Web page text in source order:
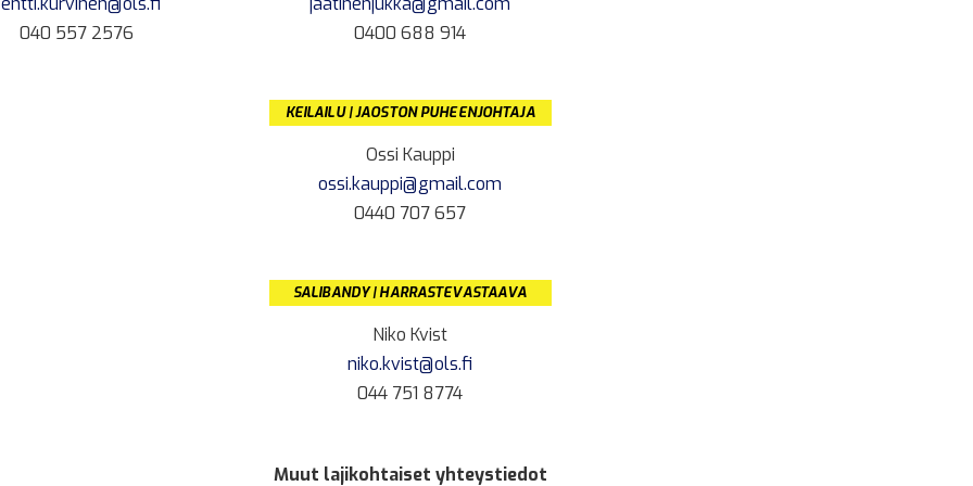
040 557 2576
0400 688 914
KEILAILU | JAOSTON PUHEENJOHTAJA
Ossi Kauppi
ossi.kauppi@gmail.com
0440 707 657
SALIBANDY | HARRASTEVASTAAVA
Niko Kvist
niko.kvist@ols.fi
044 751 8774
Muut lajikohtaiset yhteystiedot